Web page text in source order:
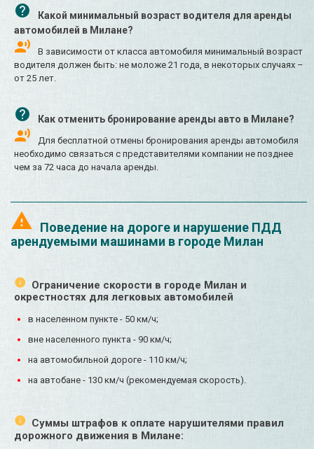
Какой минимальный возраст водителя для аренды
автомобилей в Милане?
В зависимости от класса автомобиля минимальный возраст
водителя должен быть: не моложе 21 года, в некоторых случаях –
от 25 лет.
Как отменить бронирование аренды авто в Милане?
Для бесплатной отмены бронирования аренды автомобиля
необходимо связаться с представителями компании не позднее
чем за 72 часа до начала аренды.
Поведение на дороге и нарушение ПДД
арендуемыми машинами в городе Милан
Ограничение скорости в городе Милан и
окрестностях для легковых автомобилей
в населенном пункте - 50 км/ч;
вне населенного пункта - 90 км/ч;
на автомобильной дороге - 110 км/ч;
на автобане - 130 км/ч (рекомендуемая скорость).
Суммы штрафов к оплате нарушителями правил
дорожного движения в Милане: